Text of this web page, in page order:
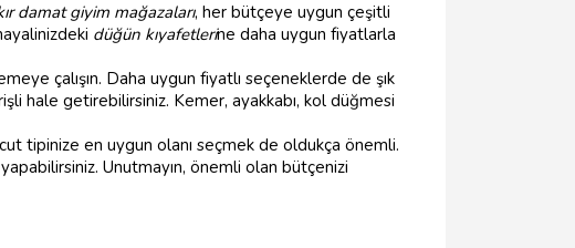
damat giyim mağazaları, her bütçeye uygun çeşitli
düğün kıyafetlerine daha uygun fiyatlarla
çalışın. Daha uygun fiyatlı seçeneklerde de şık
hale getirebilirsiniz. Kemer, ayakkabı, kol düğmesi
tipinize en uygun olanı seçmek de oldukça önemli.
Unutmayın, önemli olan bütçenizi